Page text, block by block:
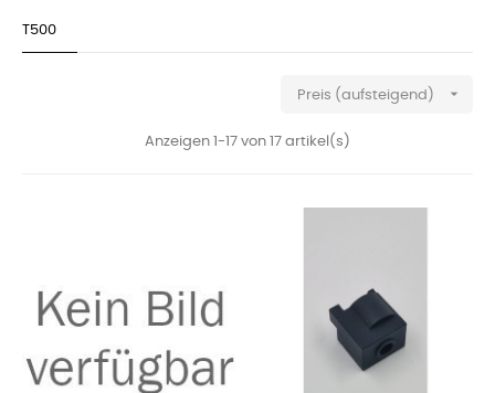
T500
Preis (aufsteigend) 
Anzeigen 1-17 von 17 artikel(s)